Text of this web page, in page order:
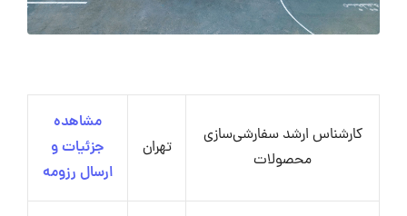
کارشناس ارشد سفارشی‌سازی
محصولات
تهران
مشاهده
جزئیات و
ارسال رزومه